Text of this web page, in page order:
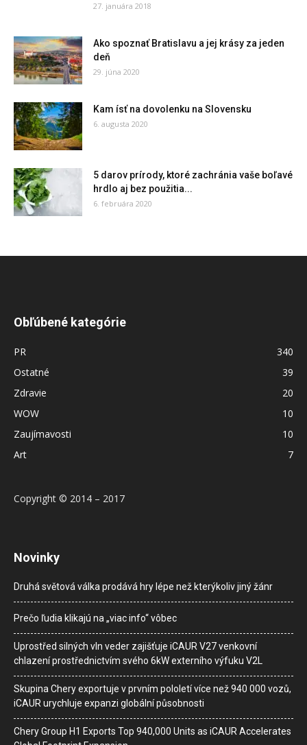
27. januára 2018
Ako spoznať Bratislavu a jej krásy za jeden
deň
29. júna 2020
Kam ísť na dovolenku na Slovensku
6. augusta 2020
5 darov prírody, ktoré zachránia vaše boľavé
hrdlo aj bez použitia...
6. februára 2020
Obľúbené kategórie
PR
340
Ostatné
39
Zdravie
20
WOW
10
Zaujímavosti
10
Art
7
Copyright © 2014 – 2017
Novinky
Druhá světová válka prodává hry lépe než kterýkoliv jiný žánr
Prečo ľudia klikajú na „viac info“ vôbec
Uprostřed silných vln veder zajišťuje iCAUR V27 venkovní
chlazení prostřednictvím svého 6kW externího výfuku V2L
Skupina Chery exportuje v prvním pololetí více než 940 000 vozů,
iCAUR urychluje expanzi globální působnosti
Chery Group H1 Exports Top 940,000 Units as iCAUR Accelerates